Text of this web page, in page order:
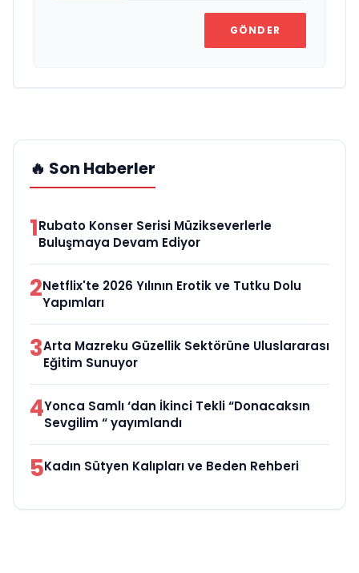
GÖNDER
🔥 Son Haberler
1Rubato Konser Serisi Müzikseverlerle
Buluşmaya Devam Ediyor
2Netflix'te 2026 Yılının Erotik ve Tutku Dolu
Yapımları
3Arta Mazreku Güzellik Sektörüne Uluslararası
Eğitim Sunuyor
4Yonca Samlı ‘dan İkinci Tekli “Donacaksın
Sevgilim “ yayımlandı
5Kadın Sütyen Kalıpları ve Beden Rehberi